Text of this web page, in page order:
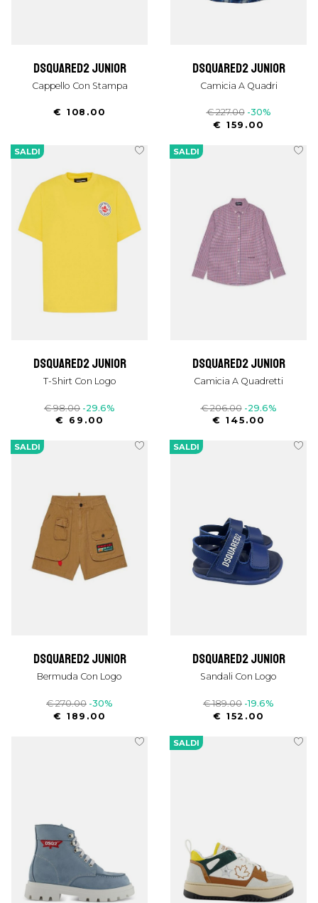
dsquared2 junior
Cappello Con Stampa
€ 108.00
dsquared2 junior
Camicia A Quadri
€ 227.00 -30%
€ 159.00
SALDI
dsquared2 junior
T-Shirt Con Logo
€ 98.00 -29.6%
€ 69.00
SALDI
dsquared2 junior
Camicia A Quadretti
€ 206.00 -29.6%
€ 145.00
SALDI
dsquared2 junior
Bermuda Con Logo
€ 270.00 -30%
€ 189.00
SALDI
dsquared2 junior
Sandali Con Logo
€ 189.00 -19.6%
€ 152.00
SALDI